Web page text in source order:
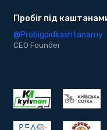
bekind.ua
@bekind.ua
CEO Founder